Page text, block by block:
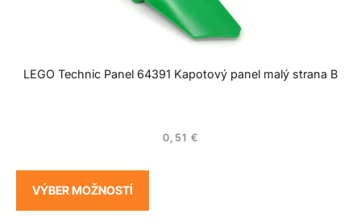
LEGO Technic Panel 64391 Kapotový panel malý strana B
0,51 €
VÝBER MOŽNOSTÍ